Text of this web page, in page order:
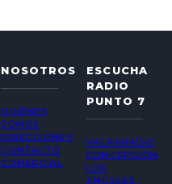
NOSOTROS
QUIÉNES
SOMOS
DIRECCIONES
CONTACTO
COMERCIAL
ESCUCHA
RADIO
PUNTO 7
VALPARAÍSO
CONCEPCIÓN
LOS
ÁNGELES